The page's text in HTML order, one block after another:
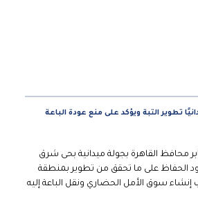
تطوير التبة ويؤكد على منع عودة الباعة
محافظ القاهرة بجولة ميدانية بحى شرق
الحفاظ على ما تحقق من تطوير بمنطقة
إنشاء سوق الأمل الحضاري ونقل الباعة إليه